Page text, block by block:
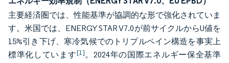
主要経済圏では、性能基準が協調的な形で強化されていま
す。米国では、ENERGY STAR V7.0が前サイクルからU値を
15%引き下げ、寒冷気候でのトリプルペイン構造を事実上
標準化しています[1]。2024年の国際エネルギー保全基準